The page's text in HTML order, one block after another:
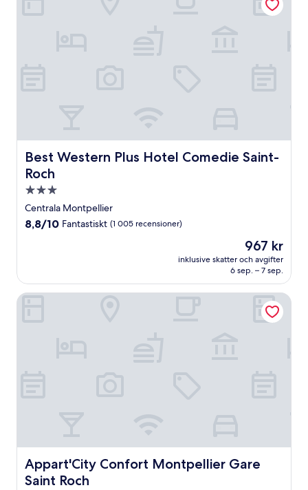
Best Western Plus Hotel Comedie Saint-
Roch
Best Western Plus Hotel Comedie Saint-Roch
3.0-
stjärnigt
boende
Centrala Montpellier
8.8
8,8/10 Fantastiskt (1 005 recensioner)
Priset
är
967 kr
967 kr
inklusive skatter och avgifter
6 sep. – 7 sep.
Appart'City Confort Montpellier Gare
Saint Roch
Appart'City Confort Montpellier Gare Saint Roch
Appart'City Confort Montpellier Gare Saint Roch